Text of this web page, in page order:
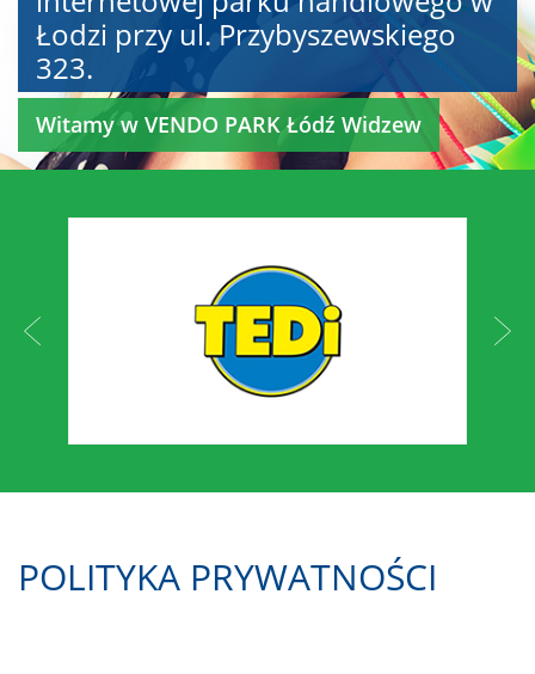
Łodzi przy ul. Przybyszewskiego
323.
Witamy w VENDO PARK Łódź Widzew
POLITYKA PRYWATNOŚCI